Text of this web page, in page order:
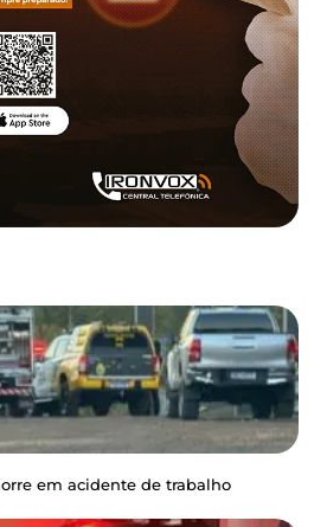
em acidente de trabalho